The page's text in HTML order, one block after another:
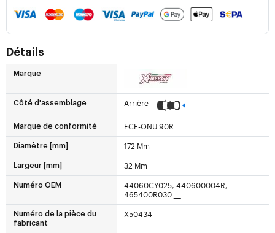
Détails
Marque
Côté d'assemblage Arrière
Marque de conformité ECE-ONU 90R
Diamètre [mm] 172 Mm
Largeur [mm] 32 Mm
Numéro OEM
44060CY025, 440600004R,
465400R030
Numéro de la pièce du
fabricant
X50434